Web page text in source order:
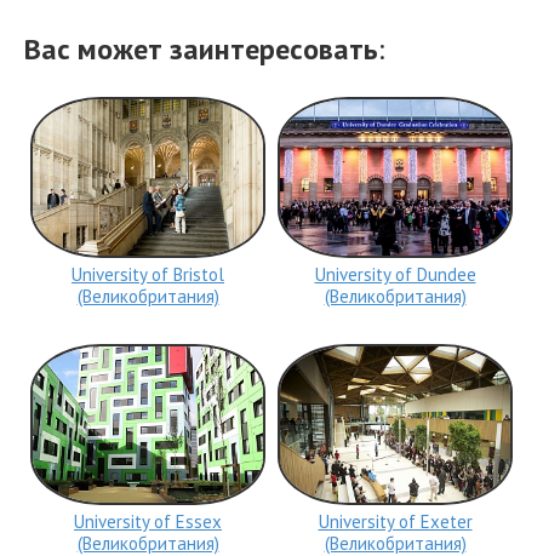
Вас может заинтересовать:
University of Bristol
(Великобритания)
University of Dundee
(Великобритания)
University of Essex
(Великобритания)
University of Exeter
(Великобритания)